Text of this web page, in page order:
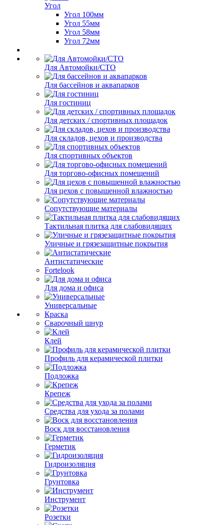
Угол
Угол 100мм
Угол 55мм
Угол 58мм
Угол 72мм
Для Автомойки/СТО
Для бассейнов и аквапарков
Для гостиниц
Для детских / спортивных площадок
Для складов, цехов и производства
Для спортивных объектов
Для торгово-офисных помещений
Для цехов с повышенной влажностью
Сопутствующие материалы
Тактильная плитка для слабовидящих
Уличные и грязезащитные покрытия
Антистатические
Fortelook
Для дома и офиса
Универсальные
Краска
Сварочный шнур
Клей
Профиль для керамической плитки
Подложка
Крепеж
Средства для ухода за полами
Воск для восстановления
Герметик
Гидроизоляция
Грунтовка
Инструмент
Розетки